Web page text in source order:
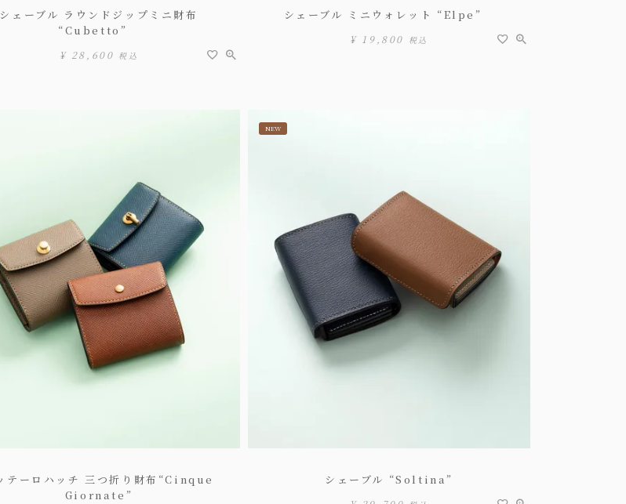
シェーブル ラウンドジップミニ財布
“Cubetto”
¥ 28,600 税込
シェーブル ミニウォレット “Elpe”
¥ 19,800 税込
テーロハッチ 三つ折り財布“Cinque
Giornate”
NEW
シェーブル “Soltina”